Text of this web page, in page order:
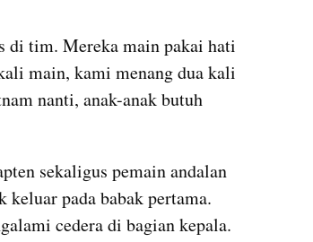
di tim. Mereka main pakai hati
main, kami menang dua kali
nanti, anak-anak butuh
sekaligus pemain andalan
pada babak pertama.
cedera di bagian kepala.